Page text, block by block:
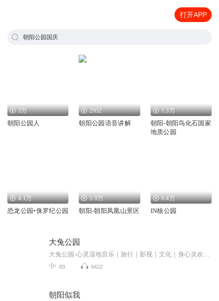
打开APP
朝阳公园国庆
3万
朝阳公园人
2932
朝阳公园语音讲解
1.3万
朝阳-朝阳鸟化石国家
地质公园
4.1万
恐龙公园•侏罗纪公园
5.9万
朝阳-朝阳凤凰山景区
6.4万
IN核公园
大兔公园
83 9422
朝阳似我